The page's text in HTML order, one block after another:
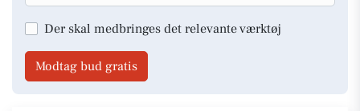
Der skal medbringes det relevante værktøj
Modtag bud gratis